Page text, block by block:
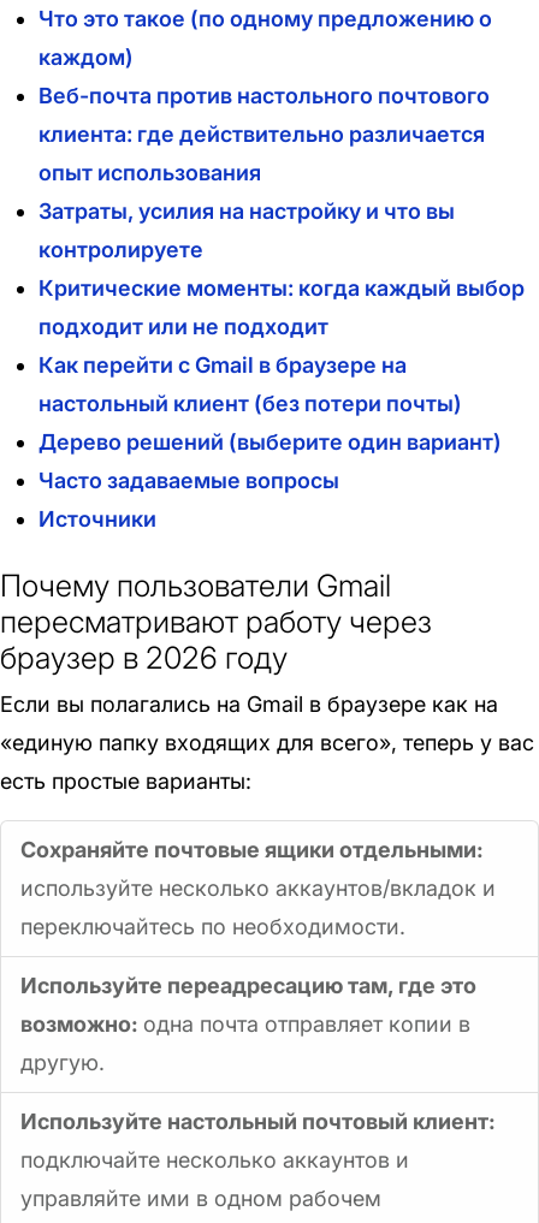
Что это такое (по одному предложению о
каждом)
Веб-почта против настольного почтового
клиента: где действительно различается
опыт использования
Затраты, усилия на настройку и что вы
контролируете
Критические моменты: когда каждый выбор
подходит или не подходит
Как перейти с Gmail в браузере на
настольный клиент (без потери почты)
Дерево решений (выберите один вариант)
Часто задаваемые вопросы
Источники
Почему пользователи Gmail
пересматривают работу через
браузер в 2026 году
Если вы полагались на Gmail в браузере как на
«единую папку входящих для всего», теперь у вас
есть простые варианты:
Сохраняйте почтовые ящики отдельными:
используйте несколько аккаунтов/вкладок и
переключайтесь по необходимости.
Используйте переадресацию там, где это
возможно: одна почта отправляет копии в
другую.
Используйте настольный почтовый клиент:
подключайте несколько аккаунтов и
управляйте ими в одном рабочем